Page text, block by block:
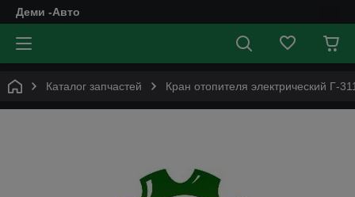
Деми -Авто
Каталог запчастей Кран отопителя электрический Г-